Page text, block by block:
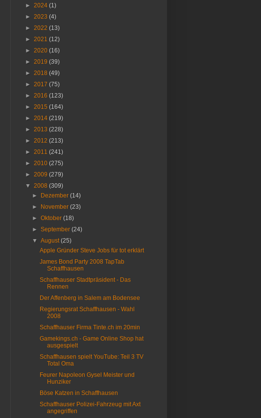
► 2024 (1)
► 2023 (4)
► 2022 (13)
► 2021 (12)
► 2020 (16)
► 2019 (39)
► 2018 (49)
► 2017 (75)
► 2016 (123)
► 2015 (164)
► 2014 (219)
► 2013 (228)
► 2012 (213)
► 2011 (241)
► 2010 (275)
► 2009 (279)
▼ 2008 (309)
►
Dezember(14)
►
November(23)
►Oktober(18)
►September(24)
▼August(25)
Apple Gründer Steve Jobs für tot erklärt
James Bond Party 2008 TapTab
Schaffhausen
Schaffhauser Stadtpräsident - Das
Rennen
Der Affenberg in Salem am Bodensee
Regierungsrat Schaffhausen - Wahl
2008
Schaffhauser Firma Tinte.ch im 20min
Gamekings.ch - Game Online Shop hat
ausgespielt
Schaffhausen spielt YouTube: Teil 3 TV
Total Oma
Feurer Napoleon Gysel Meister und
Hunziker
Böse Katzen in Schaffhausen
Schaffhauser Polizei-Fahrzeug mit Axt
angegriffen